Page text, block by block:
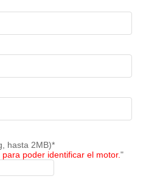
hasta 2MB)*
poder identificar el motor."